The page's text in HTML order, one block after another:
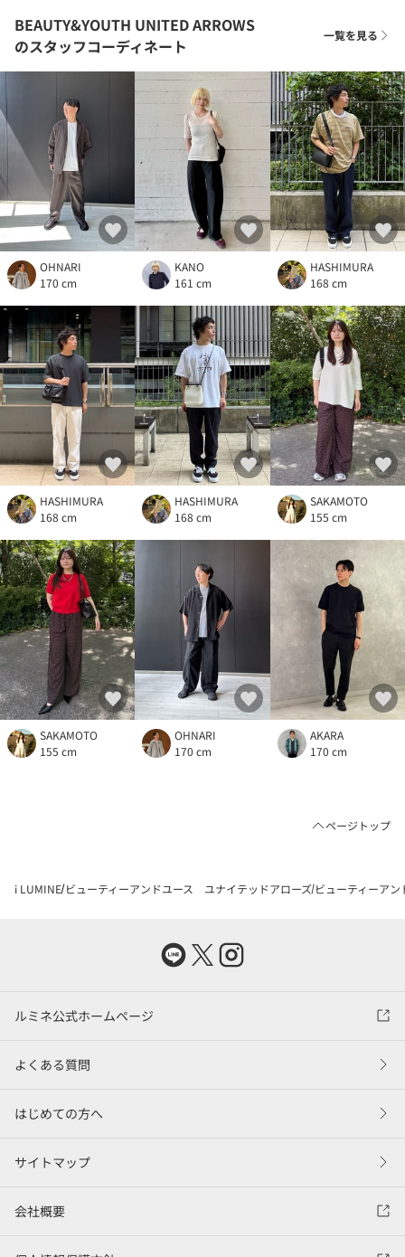
BEAUTY&YOUTH UNITED ARROWS
のスタッフコーディネート
一覧を見る
OHNARI
170 cm
KANO
161 cm
HASHIMURA
168 cm
HASHIMURA
168 cm
HASHIMURA
168 cm
SAKAMOTO
155 cm
SAKAMOTO
155 cm
OHNARI
170 cm
AKARA
170 cm
ページトップ
i LUMINE ビューティーアンドユース ユナイテッドアローズ ビューティーア
ルミネ公式ホームページ
よくある質問
はじめての方へ
サイトマップ
会社概要